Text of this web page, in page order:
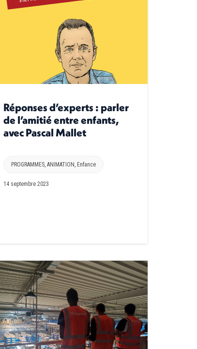
Réponses d’experts : parler
de l’amitié entre enfants,
avec Pascal Mallet
PROGRAMMES, ANIMATION , Enfance
14 septembre 2023